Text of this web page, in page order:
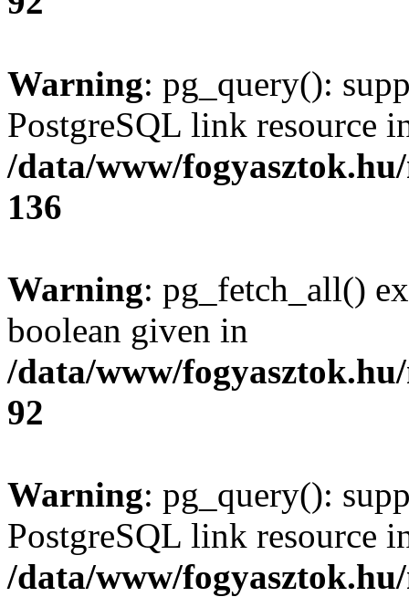
Warning: pg_query():
PostgreSQL link resource
/data/www/
136
Warning: pg_fetch_all()
boolean given in
/data/www/
92
Warning: pg_query():
PostgreSQL link resource
/data/www/